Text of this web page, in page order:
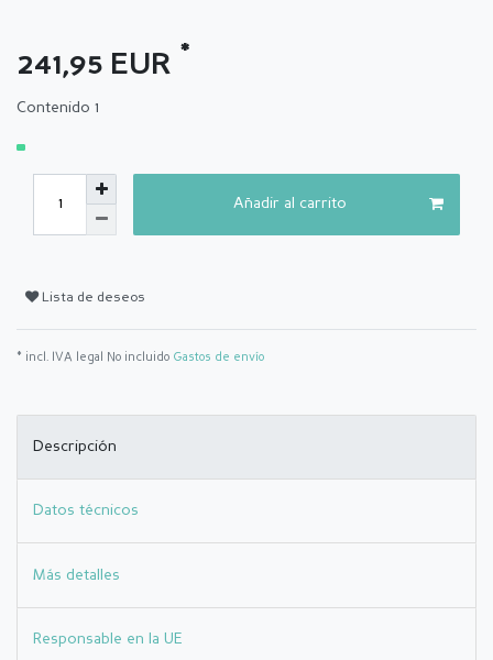
241,95 EUR *
Contenido 1
Añadir al carrito
Lista de deseos
* incl. IVA legal No incluido Gastos de envío
Descripción
Datos técnicos
Más detalles
Responsable en la UE